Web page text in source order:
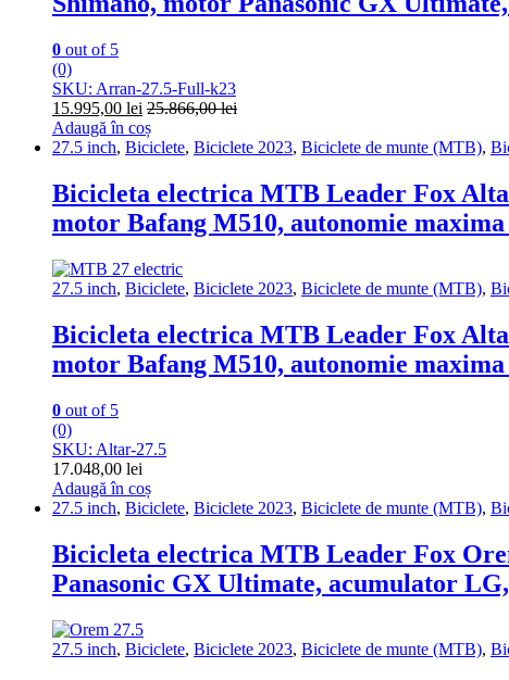
0 out of 5
(0)
SKU: Arran-27.5-Full-k23
15.995,00 lei 25.866,00lei
Adaugă în coș
27.5 inch, Biciclete, Biciclete 2023, Biciclete de munte (MTB),
Bicicleta electrica MTB Leader Fox
motor Bafang M510, autonomie maxima
27.5 inch, Biciclete, Biciclete 2023, Biciclete de munte (MTB),
Bicicleta electrica MTB Leader Fox
motor Bafang M510, autonomie maxima
0 out of 5
(0)
SKU: Altar-27.5
17.048,00 lei
Adaugă în coș
27.5 inch, Biciclete, Biciclete 2023, Biciclete de munte (MTB),
Bicicleta electrica MTB Leader Fox
Panasonic GX Ultimate, acumulator
27.5 inch, Biciclete, Biciclete 2023, Biciclete de munte (MTB),